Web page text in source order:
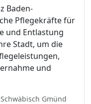
Baden-
Pflegekräfte für
und Entlastung
Stadt, um die
und
Gmünd